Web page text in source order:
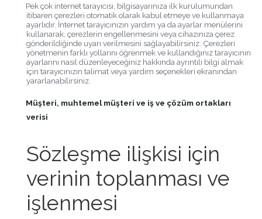
Pek çok internet tarayıcısı, bilgisayarınıza ilk kurulumundan
itibaren çerezleri otomatik olarak kabul etmeye ve kullanmaya
ayarlıdır. İnternet tarayıcınızın yardım ya da ayarlar menülerini
kullanarak, çerezlerin engellenmesini veya cihazınıza çerez
gönderildiğinde uyarı verilmesini sağlayabilirsiniz. Çerezleri
yönetmenin farklı yollarını öğrenmek ve kullandığınız tarayıcının
ayarlarını nasıl düzenleyeceğiniz hakkında ayrıntılı bilgi almak
için tarayıcınızın talimat veya yardım seçenekleri ekranından
yararlanabilirsiniz.
Müşteri, muhtemel müşteri ve iş ve çözüm ortakları
verisi
Sözleşme ilişkisi için
verinin toplanması ve
işlenmesi